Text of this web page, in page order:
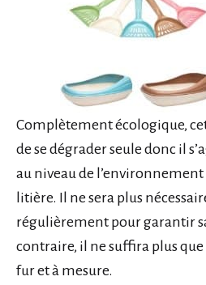
Complètement écologique,
de se dégrader seule donc il
au niveau de l’environnement
litière. Il ne sera plus
régulièrement pour garantir
contraire, il ne suffira plus
fur et à mesure.